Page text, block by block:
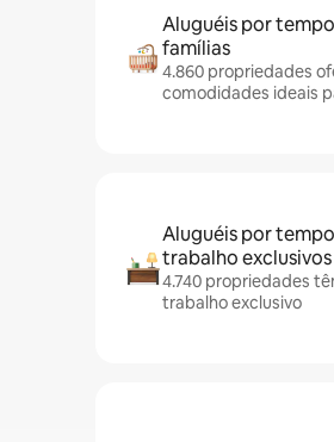
Aluguéis por
famílias
4.860 propriedades
comodidades ideais
Aluguéis por
trabalho exclusivos
4.740 propriedades
trabalho exclusivo